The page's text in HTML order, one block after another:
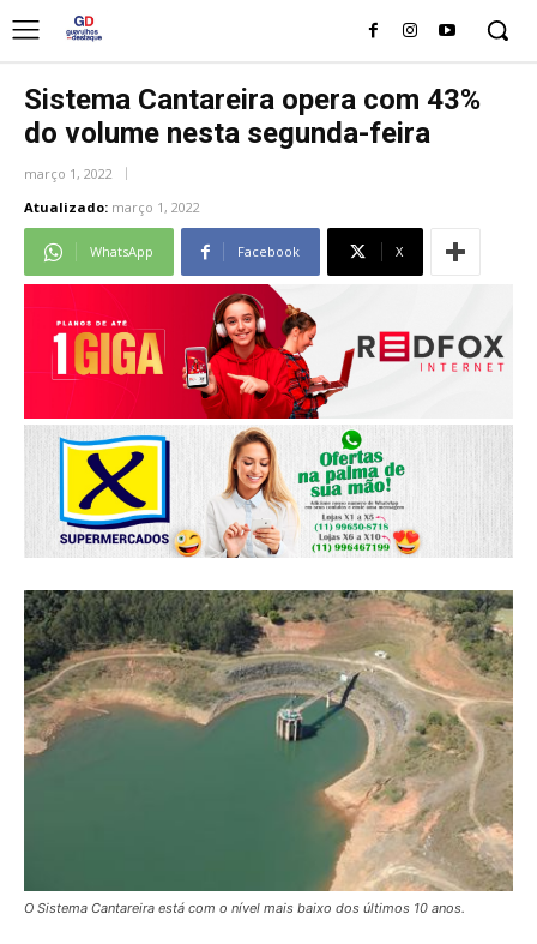
Sistema Cantareira opera com 43%
do volume nesta segunda-feira
março 1, 2022
Atualizado: março 1, 2022
WhatsApp Facebook X
O Sistema Cantareira está com o nível mais baixo dos últimos 10 anos.